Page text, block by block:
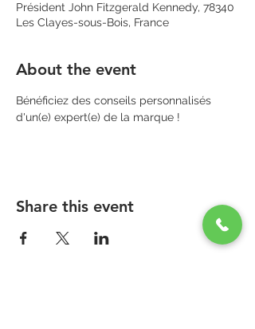
Président John Fitzgerald Kennedy, 78340
Les Clayes-sous-Bois, France
About the event
Bénéficiez des conseils personnalisés
d'un(e) expert(e) de la marque !
Share this event